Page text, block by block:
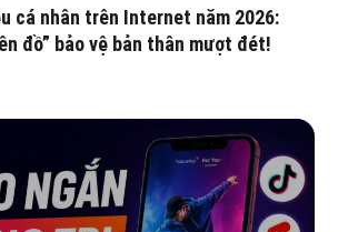
cá nhân trên Internet năm 2026:
đồ” bảo vệ bản thân mượt đét!